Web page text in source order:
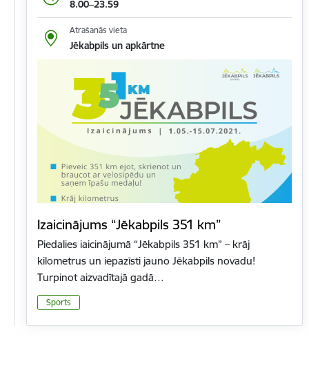
8.00–23.59
Atrašanās vieta
Jēkabpils un apkārtne
Izaicinājums “Jēkabpils 351 km”
Piedalies iaicinājumā “Jēkabpils 351 km” – krāj
kilometrus un iepazīsti jauno Jēkabpils novadu!
Turpinot aizvadītajā gadā…
Sports